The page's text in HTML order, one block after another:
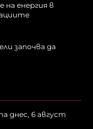
на енергия в
започва да
днес, 6 август